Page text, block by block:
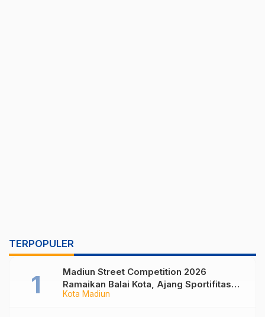
TERPOPULER
Kota Madiun
Madiun Street Competition 2026
Ramaikan Balai Kota, Ajang Sportifitas
Anak Muda dari Basket 3×3 hingga Mural